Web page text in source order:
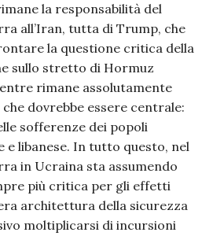
la responsabilità del
all’Iran, tutta di Trump, che
la questione critica della
sullo stretto di Hormuz
rimane assolutamente
dovrebbe essere centrale:
sofferenze dei popoli
e libanese. In tutto questo, nel
in Ucraina sta assumendo
più critica per gli effetti
architettura della sicurezza
moltiplicarsi di incursioni